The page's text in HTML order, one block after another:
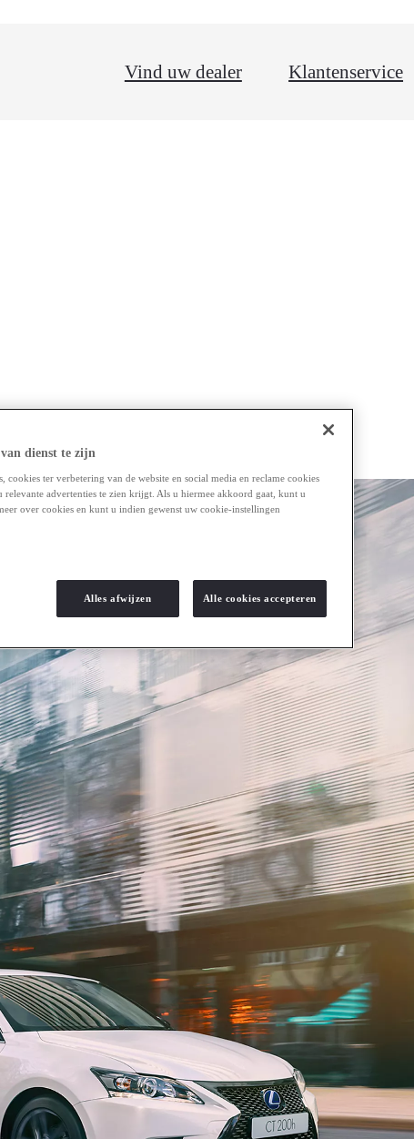
Vind uw dealer Klantenservice
dienst te zijn
cookies ter verbetering van de website en social media en reclame cookies
advertenties te zien krijgt. Als u hiermee akkoord gaat, kunt u
over cookies en kunt u indien gewenst uw cookie-instellingen
Alles afwijzen Alle cookies accepteren